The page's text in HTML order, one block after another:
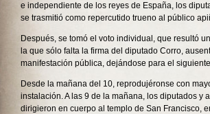
e independiente de los reyes de España, los
se trasmitió como repercutido trueno al público
Después, se tomó el voto individual, que resultó
la que sólo falta la firma del diputado Corro,
manifestación pública, dejándose para el
Desde la mañana del 10, reprodujéronse con
instalación. A las 9 de la mañana, los diputados y
dirigieron en cuerpo al templo de San Francisco,